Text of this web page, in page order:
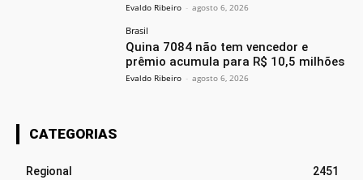
Evaldo Ribeiro - agosto 6, 2026
Brasil
Quina 7084 não tem vencedor e
prêmio acumula para R$ 10,5 milhões
Evaldo Ribeiro - agosto 6, 2026
CATEGORIAS
Regional 2451